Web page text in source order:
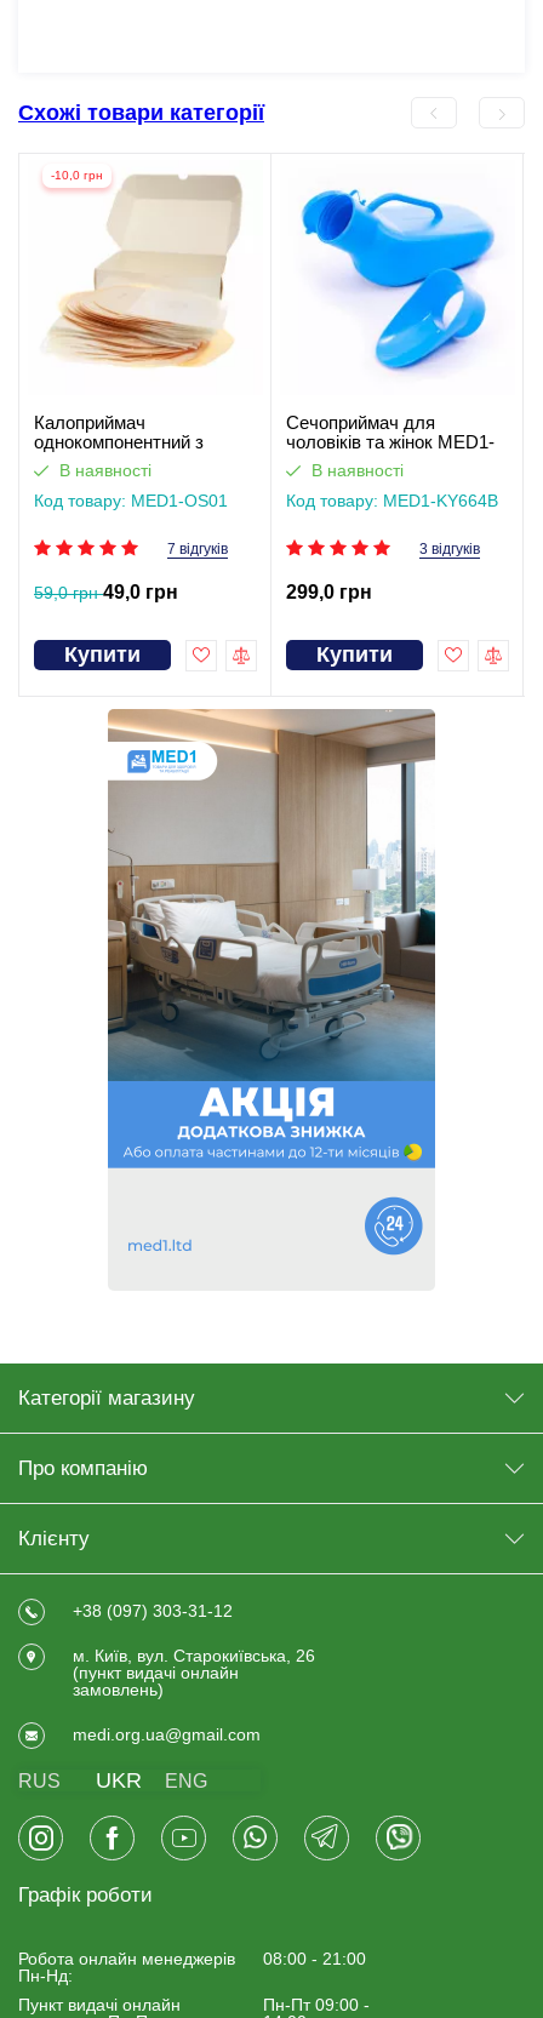
Схожі товари категорії
-10,0 грн
Калоприймач
однокомпонентний з
фільтром, закритого типу
Med1
В наявності
Код товару: MED1-OS01
7 відгуків
59,0 грн49,0 грн
Купити
Сечоприймач для
чоловіків та жінок MED1-
KY664B
В наявності
Код товару: MED1-KY664B
3 відгуків
299,0 грн
Купити
Категорії магазину
Про компанію
Клієнту
+38 (097) 303-31-12
м. Київ, вул. Старокиївська, 26
(пункт видачi онлайн
замовлень)
medi.org.ua@gmail.com
RUS UKR ENG
Графік роботи
Робота онлайн менеджерiв
Пн-Нд:
08:00 - 21:00
Пункт видачі онлайн
Пн-Пт 09:00 -